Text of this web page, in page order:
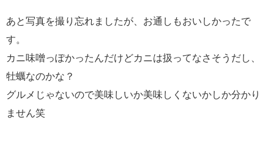
あと写真を撮り忘れましたが、お通しもおいしかったで
す。
カニ味噌っぽかったんだけどカニは扱ってなさそうだし、
牡蠣なのかな？
グルメじゃないので美味しいか美味しくないかしか分かり
ません笑